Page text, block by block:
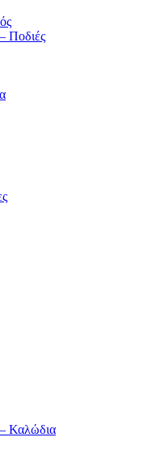
Ποδιές
Καλώδια